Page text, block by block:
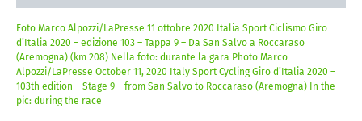
Foto Marco Alpozzi/LaPresse 11 ottobre 2020 Italia Sport Ciclismo Giro
d’Italia 2020 – edizione 103 – Tappa 9 – Da San Salvo a Roccaraso
(Aremogna) (km 208) Nella foto: durante la gara Photo Marco
Alpozzi/LaPresse October 11, 2020 Italy Sport Cycling Giro d’Italia 2020 –
103th edition – Stage 9 – from San Salvo to Roccaraso (Aremogna) In the
pic: during the race